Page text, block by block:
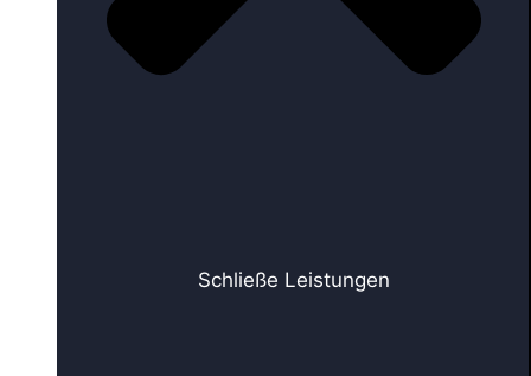
Schließe Leistungen